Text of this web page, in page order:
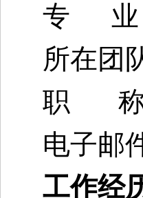
专 业
所在团
职 称
电子邮
工作经